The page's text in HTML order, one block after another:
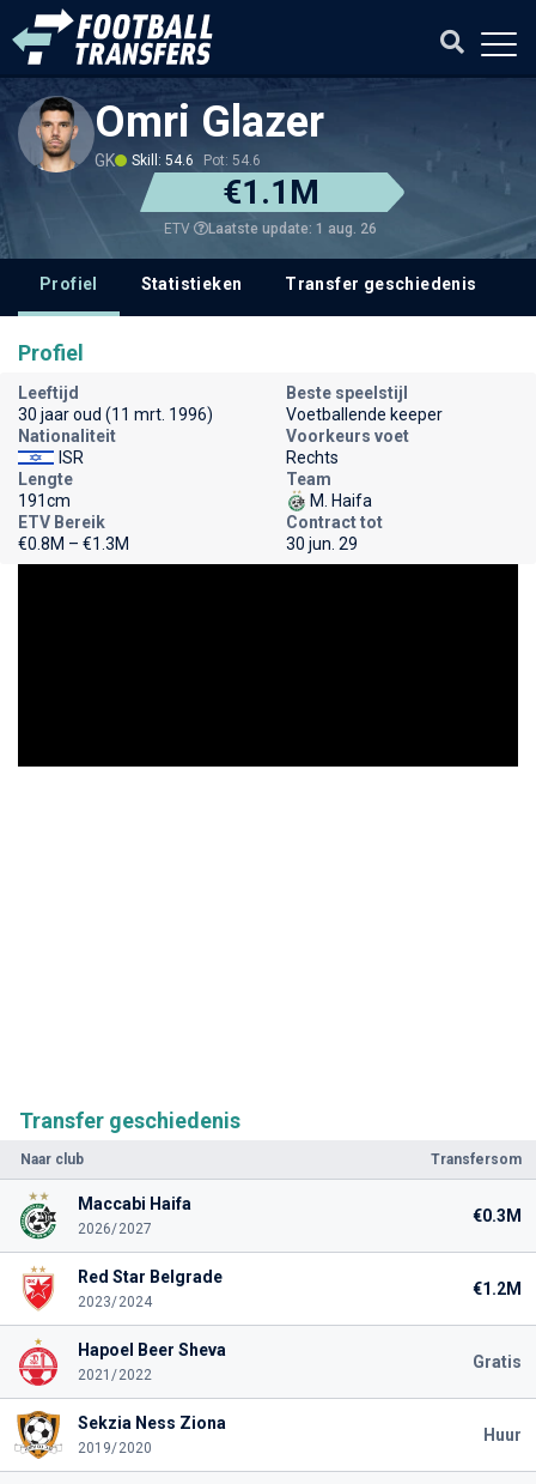
Omri Glazer
GK Skill: 54.6 Pot: 54.6
€1.1M
ETV Laatste update: 1 aug. 26
Profiel Statistieken Transfer geschiedenis
Transfer geschiedenis
Naar club Transfersom
Maccabi Haifa
2026/2027
€0.3M
Red Star Belgrade
2023/2024
€1.2M
Hapoel Beer Sheva
2021/2022
Gratis
Sekzia Ness Ziona
2019/2020
Huur
Profiel
Leeftijd
30 jaar oud (11 mrt. 1996)
Beste speelstijl
Voetballende keeper
Nationaliteit
ISR
Voorkeurs voet
Rechts
Lengte
191cm
Team
M. Haifa
ETV Bereik
€0.8M – €1.3M
Contract tot
30 jun. 29